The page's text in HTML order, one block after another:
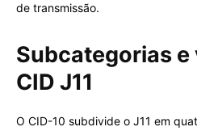
de transmissão.
Subcategorias
CID J11
O CID-10 subdivide o J11 em